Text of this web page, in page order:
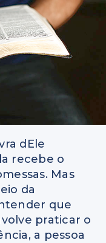
dEle
recebe o
Mas
da
que
praticar o
a pessoa